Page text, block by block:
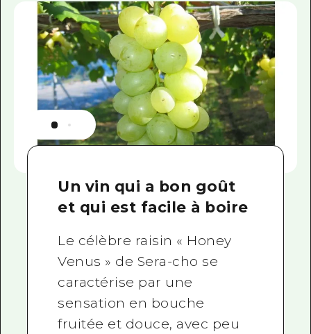
Un vin qui a bon goût
et qui est facile à boire
Le célèbre raisin « Honey
Venus » de Sera-cho se
caractérise par une
sensation en bouche
fruitée et douce, avec peu